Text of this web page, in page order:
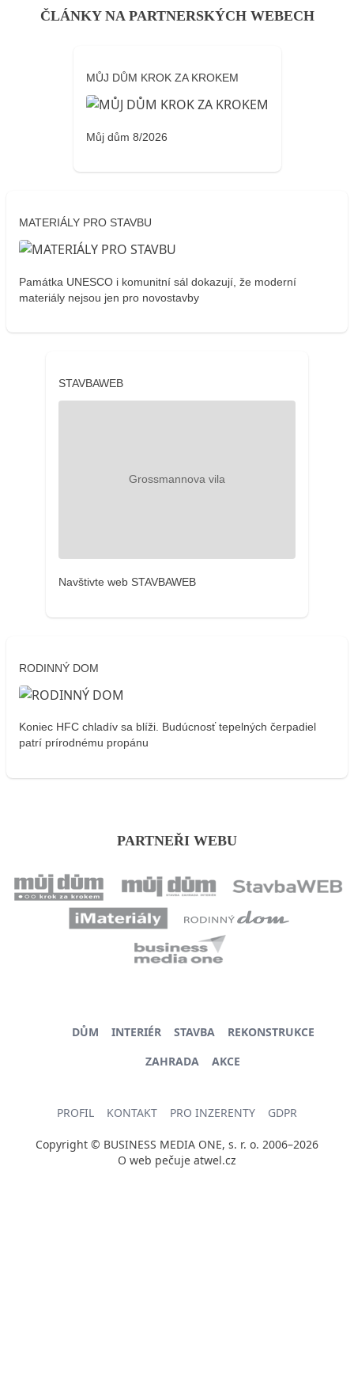
ČLÁNKY NA PARTNERSKÝCH WEBECH
MŮJ DŮM KROK ZA KROKEM
Můj dům 8/2026
MATERIÁLY PRO STAVBU
Památka UNESCO i komunitní sál dokazují, že moderní
materiály nejsou jen pro novostavby
STAVBAWEB
Navštivte web STAVBAWEB
RODINNÝ DOM
Koniec HFC chladív sa blíži. Budúcnosť tepelných čerpadiel
patrí prírodnému propánu
PARTNEŘI WEBU
DŮM INTERIÉR STAVBA
REKONSTRUKCE
ZAHRADA
AKCE
PROFIL KONTAKT PRO INZERENTY GDPR
Copyright © BUSINESS MEDIA ONE, s. r. o. 2006–2026